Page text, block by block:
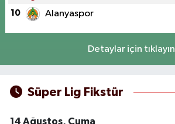
10 Alanyaspor
Detaylar için tıklayın
Süper Lig Fikstür
14 Ağustos, Cuma